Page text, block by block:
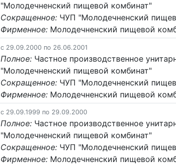
"Молодечненский пищевой комбинат"
Сокращенное: ЧУП "Молодечненский
Фирменное: Молодечненский пищевой
c 29.09.2000 по 26.06.2001
Полное: Частное производственное
"Молодечненский пищевой комбинат"
Сокращенное: ЧУП "Молодечненский
Фирменное: Молодечненский пищевой
c 29.09.1999 по 29.09.2000
Полное: Частное производственное
"Молодечненский пищевой комбинат"
Сокращенное: ЧУП "Молодечненский
Фирменное: Молодечненский пищевой